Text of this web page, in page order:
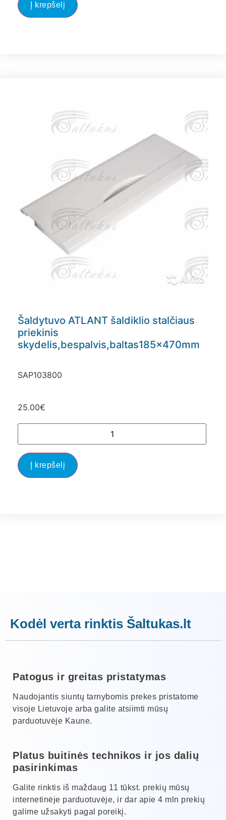
Į krepšelį
Šaldytuvo ATLANT šaldiklio stalčiaus
priekinis
skydelis,bespalvis,baltas185x470mm
SAP103800
25.00€
Į krepšelį
Kodėl verta rinktis Šaltukas.lt
Patogus ir greitas pristatymas
Naudojantis siuntų tarnybomis prekes pristatome
visoje Lietuvoje arba galite atsiimti mūsų
parduotuvėje Kaune.
Platus buitinės technikos ir jos dalių
pasirinkimas
Galite rinktis iš maždaug 11 tūkst. prekių mūsų
internetinėje parduotuvėje, ir dar apie 4 mln prekių
galime užsakyti pagal poreikį.